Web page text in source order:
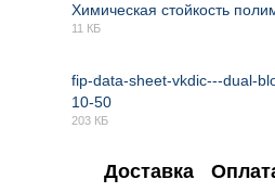
Химическая стойкость
11 КБ
fip-data-sheet-vkdic---dual-
10-50
203 КБ
Доставка